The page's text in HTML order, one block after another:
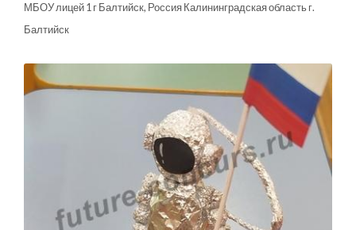
МБОУ лицей 1 г Балтийск, Россия Калининградская область г.
Балтийск